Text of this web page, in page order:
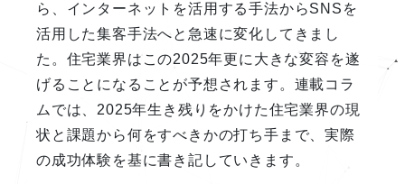
ら、インターネットを活用する手法からSNSを
活用した集客手法へと急速に変化してきまし
た。住宅業界はこの2025年更に大きな変容を遂
げることになることが予想されます。連載コラ
ムでは、2025年生き残りをかけた住宅業界の現
状と課題から何をすべきかの打ち手まで、実際
の成功体験を基に書き記していきます。